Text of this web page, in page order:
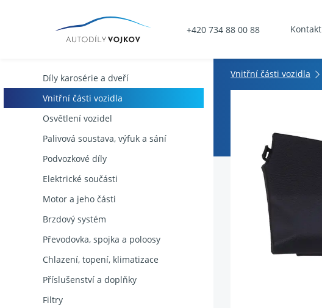
+420 734 88 00 88 Kontakt
Díly karosérie a dveří
Vnitřní části vozidla
Osvětlení vozidel
Palivová soustava, výfuk a sání
Podvozkové díly
Elektrické součásti
Motor a jeho části
Brzdový systém
Převodovka, spojka a poloosy
Chlazení, topení, klimatizace
Příslušenství a doplňky
Filtry
Vnitřní části vozidla